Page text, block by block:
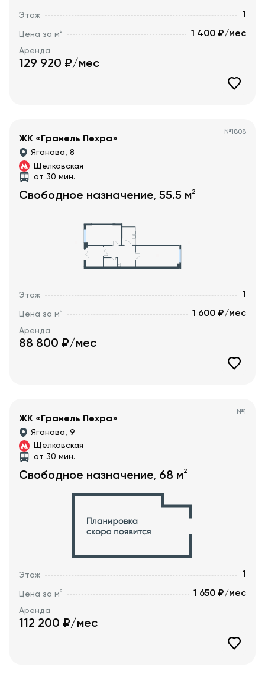
Этаж 1
Цена за м2 1 400 ₽/мес
Аренда
129 920 ₽/мес
№1808
ЖК «Гранель Пехра»
Яганова, 8
Щелковская
от 30 мин.
Свободное назначение, 55.5 м2
Этаж 1
Цена за м2 1 600 ₽/мес
Аренда
88 800 ₽/мес
№1
ЖК «Гранель Пехра»
Яганова, 9
Щелковская
от 30 мин.
Свободное назначение, 68 м2
Этаж 1
Цена за м2 1 650 ₽/мес
Аренда
112 200 ₽/мес